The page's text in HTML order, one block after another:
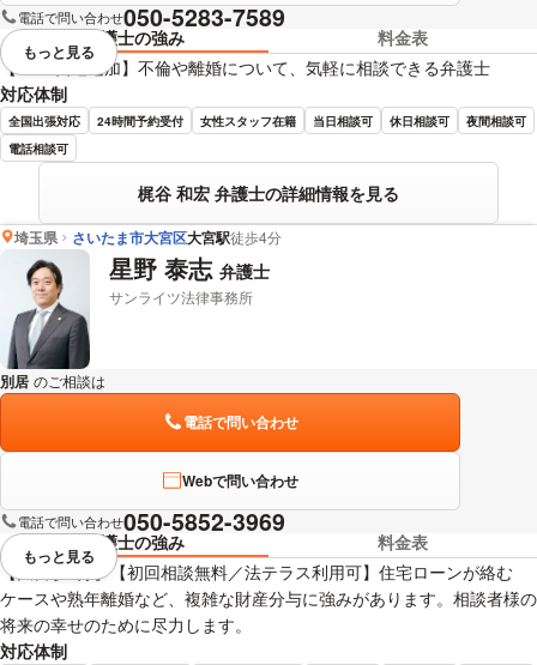
電話で問い合わせ050-5283-7589
弁護士の強み
料金表
【LINE友達追加】不倫や離婚について、気軽に相談できる弁護士
対応体制
全国出張対応 24時間予約受付 女性スタッフ在籍 当日相談可 休日相談可
夜間相談可
電話相談可
梶谷 和宏 弁護士の詳細情報を見る
視覚的に省略されている要素を
もっと見る
埼玉県 さいたま市大宮区大宮駅徒歩4分
星野 泰志 弁護士
サンライツ法律事務所
別居 のご相談は
電話で問い合わせ
Webで問い合わせ
電話で問い合わせ050-5852-3969
弁護士の強み
料金表
【大宮駅3分】【初回相談無料／法テラス利用可】住宅ローンが絡む
ケースや熟年離婚など、複雑な財産分与に強みがあります。相談者様の
将来の幸せのために尽力します。
対応体制
視覚的に省略されている要素を
もっと見る